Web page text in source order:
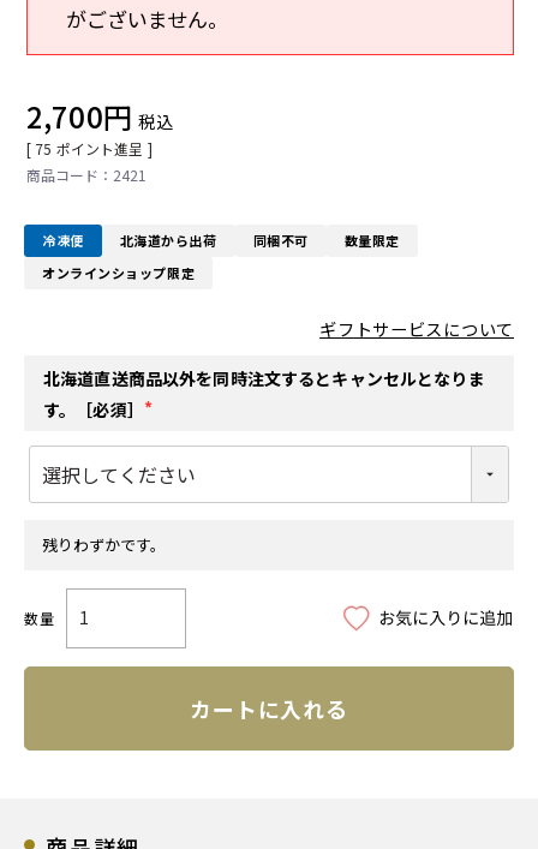
がございません。
2,700 税込
[ 75 ポイント進呈 ]
2421
冷凍便 北海道から出荷 同梱不可
数量限定
オンラインショップ限定
ギフトサービスについて
北海道直送商品以外を同時注文するとキャンセルとなりま
す。［必須］
必
残りわずかです。
カートに入れる